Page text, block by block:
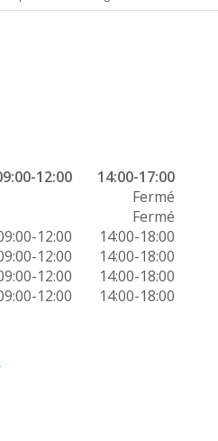
12:00
14:00-17:00
Fermé
Fermé
12:00
14:00-18:00
12:00
14:00-18:00
12:00
14:00-18:00
12:00 14:00-18:00